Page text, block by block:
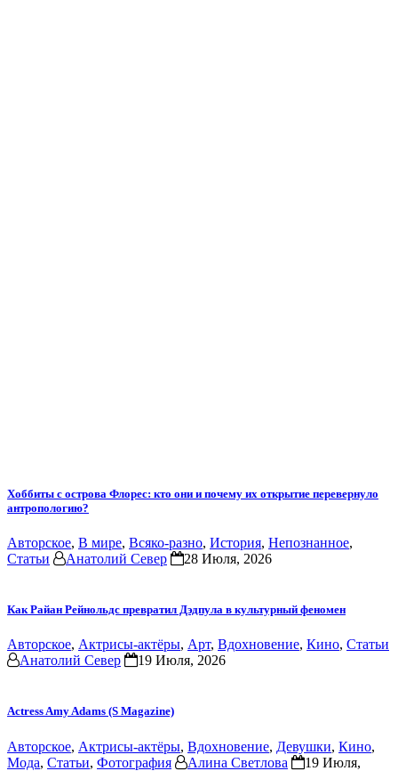
Хоббиты с острова Флорес: кто они и почему их открытие перевернуло
антропологию?
Авторское, В мире, Всяко-разно, История, Непознанное,
Статьи
Анатолий Север 28 Июля, 2026
Как Райан Рейнольдс превратил Дэдпула в культурный феномен
Авторское, Актрисы-актёры, Арт, Вдохновение, Кино, Статьи
Анатолий Север
19 Июля, 2026
Actress Amy Adams (S Magazine)
Авторское, Актрисы-актёры, Вдохновение, Девушки, Кино,
Мода, Статьи, Фотография Алина Светлова
19 Июля,